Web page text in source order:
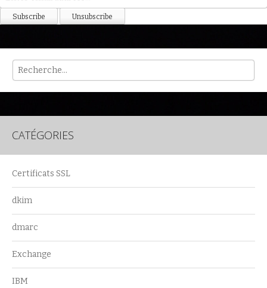
Rech
CATÉGORIES
Certificats SSL
dkim
dmarc
Exchange
IBM